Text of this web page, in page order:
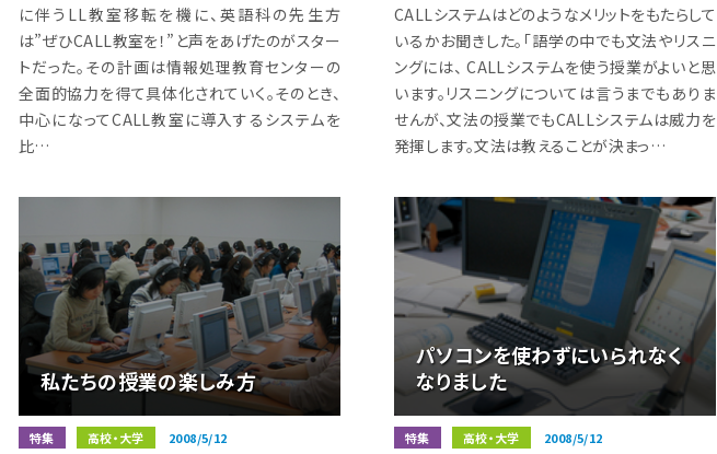
に伴うLL教室移転を機に、英語科の先生方
は”ぜひCALL教室を！”と声をあげたのがスター
トだった。その計画は情報処理教育センターの
全面的協力を得て具体化されていく。そのとき、
中心になってCALL教室に導入するシステムを
比…
CALLシステムはどのようなメリットをもたらして
いるかお聞きした。「語学の中でも文法やリスニ
ングには、 CALLシステムを使う授業がよいと思
います。リスニングについては言うまでもありま
せんが、文法の授業でもCALLシステムは威力を
発揮します。文法は教えることが決まっ…
私たちの授業の楽しみ方
特集 高校・大学 2008/5/12
パソコンを使わずにいられなく
なりました
特集 高校・大学 2008/5/12